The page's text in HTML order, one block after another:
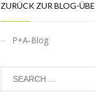
ZURÜCK ZUR BLOG-
P+A-Blog